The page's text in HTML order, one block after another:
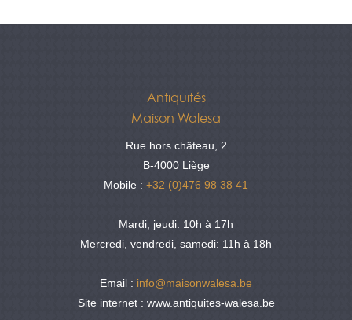
Antiquités
Maison Walesa
Rue hors château, 2
B-4000 Liège
Mobile : +32 (0)476 98 38 41
Mardi, jeudi: 10h à 17h
Mercredi, vendredi, samedi: 11h à 18h
Email : info@maisonwalesa.be
Site internet : www.antiquites-walesa.be